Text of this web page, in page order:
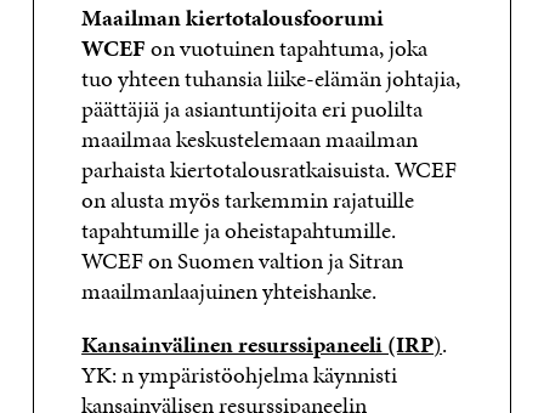
Maailman kiertotalousfoorumi
WCEFon vuotuinen tapahtuma, joka
tuo yhteen tuhansia liike-elämän johtajia,
päättäjiä ja asiantuntijoita eri puolilta
maailmaa keskustelemaan maailman
parhaista kiertotalousratkaisuista. WCEF
on alusta myös tarkemmin rajatuille
tapahtumille ja oheistapahtumille.
WCEF on Suomen valtion ja Sitran
maailmanlaajuinen yhteishanke.
Kansainvälinen resurssipaneeli (IRP).
YK: n ympäristöohjelma käynnisti
kansainvälisen resurssipaneelin